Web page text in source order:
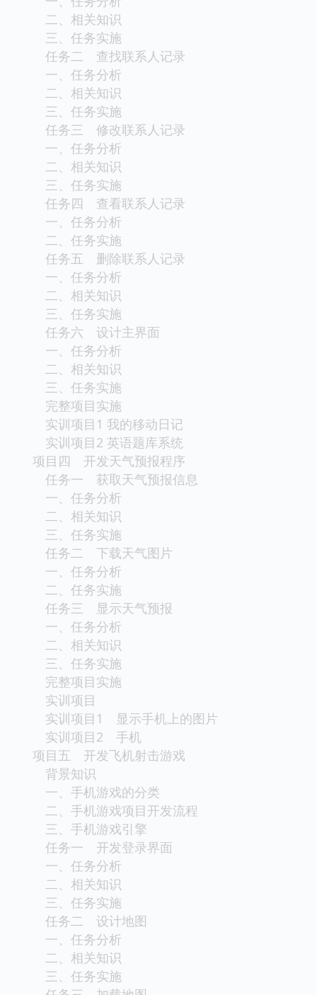
二、相关知识
三、任务实施
任务二 查找联系人记录
一、任务分析
二、相关知识
三、任务实施
任务三 修改联系人记录
一、任务分析
二、相关知识
三、任务实施
任务四 查看联系人记录
一、任务分析
二、任务实施
任务五 删除联系人记录
一、任务分析
二、相关知识
三、任务实施
任务六 设计主界面
一、任务分析
二、相关知识
三、任务实施
完整项目实施
实训项目1 我的移动日记
实训项目2 英语题库系统
项目四 开发天气预报程序
任务一 获取天气预报信息
一、任务分析
二、相关知识
三、任务实施
任务二 下载天气图片
一、任务分析
二、任务实施
任务三 显示天气预报
一、任务分析
二、相关知识
三、任务实施
完整项目实施
实训项目
实训项目1 显示手机上的图片
实训项目2 手机
项目五 开发飞机射击游戏
背景知识
一、手机游戏的分类
二、手机游戏项目开发流程
三、手机游戏引擎
任务一 开发登录界面
一、任务分析
二、相关知识
三、任务实施
任务二 设计地图
一、任务分析
二、相关知识
三、任务实施